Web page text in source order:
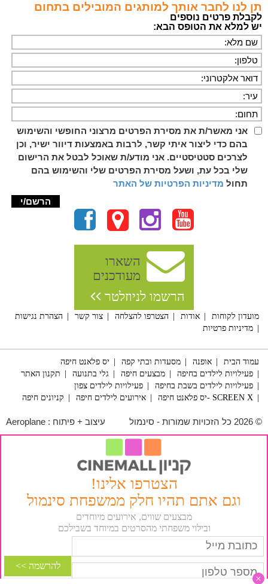
תן לנו לחבר אותך למותגים המובילים בתחום
לקבלת פרטים נוספים
יש למלא את הטופס הבא:
אני מאשר/ת את מסירת הפרטים מרצוני החופשי והשימוש
בהם כדי ליצור איתי קשר, לרבות באמצעות דיוור ישיר, וכן
לצרכים סטטיסטיים. אני מודע/ת שאוכל לבטל את הרישום
שלי בכל עת, ושעל מסירת הפרטים שלי והשימוש בהם
תחול מדיניות הפרטיות של האתר
השארו
מעודכנים
הרשמו לניוזלטר
מועדון לקוחות אודות הצטרפו להצלחה צור קשר
הצהרת נגישות
מדיניות פרטיות
עמוד הבית אופנה מסעדות ובתי קפה
יס פלאנט חיפה
פעילויות לילדים בחיפה
מבצעים חיפה גלי בתנועה
תקנון האתר
פעילויות לילדים בשבת בחיפה
פעילויות לילדים צפון
SCREEN X -יס פלאנט חיפה
אירועים לילדים חיפה קניונים חיפה
© 2026 כל הזכויות שמורות - סינמול עיצוב + פיתוח : Aeroplane
הצטרפו אלינו!
וגם אתם תהיו חלק ממשפחת סינמול
מבצעים שווים, אירועים מיוחדים
ובילוי משפחתי מהסרטים במיוחד בשבילכם